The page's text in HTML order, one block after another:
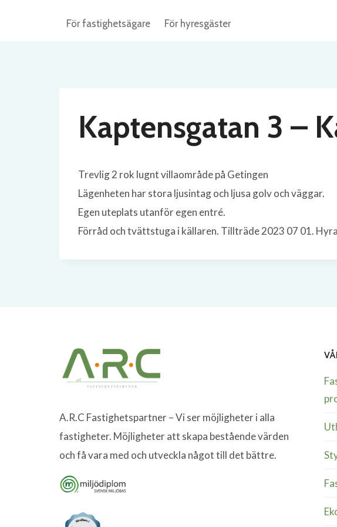
För fastighetsägare För hyresgäster
Kaptensgatan 3 –
Trevlig 2 rok lugnt villaområde på Getingen
Lägenheten har stora ljusintag och ljusa golv och väggar.
Egen uteplats utanför egen entré.
Förråd och tvättstuga i källaren. Tillträde 2023 07 01.
A.R.C Fastighetspartner – Vi ser möjligheter i alla
fastigheter. Möjligheter att skapa bestående värden
och få vara med och utveckla något till det bättre.